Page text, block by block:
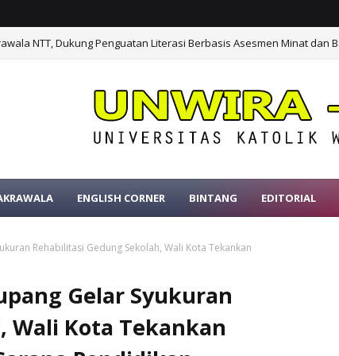
NTT, Dukung Penguatan Literasi Berbasis Asesmen Minat dan
ENGLISH CORNER BINTANG EDITORIAL
Rehabilitasi Gedung Sekolah, Wali Kota Tekankan
Gelar Syukuran
Wali Kota Tekankan